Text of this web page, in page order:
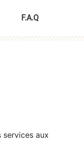
F.A.Q
aux